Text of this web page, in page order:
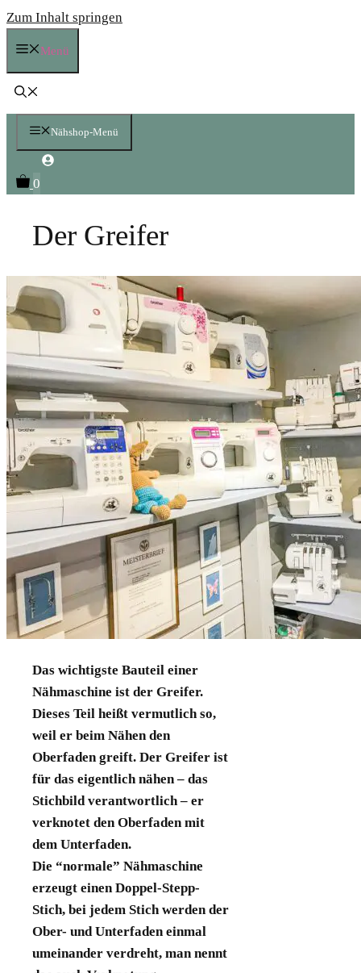
Zum Inhalt springen
Menü
Nähshop-Menü
0
Der Greifer
Das wichtigste Bauteil einer
Nähmaschine ist der Greifer.
Dieses Teil heißt vermutlich so,
weil er beim Nähen den
Oberfaden greift. Der Greifer ist
für das eigentlich nähen – das
Stichbild verantwortlich – er
verknotet den Oberfaden mit
dem Unterfaden.
Die “normale” Nähmaschine
erzeugt einen Doppel-Stepp-
Stich, bei jedem Stich werden der
Ober- und Unterfaden einmal
umeinander verdreht, man nennt